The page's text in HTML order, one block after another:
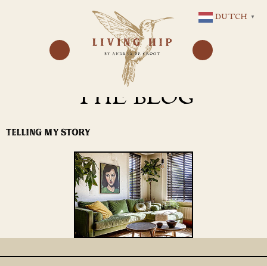
NAAR
DE
INHOUD
THE BLOG
TELLING MY STORY
DUTCH ▼